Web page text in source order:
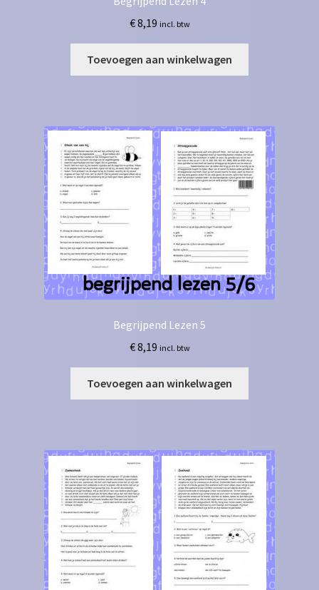
€8,19 incl. btw
Toevoegen aan winkelwagen
Begrijpend Lezen 5
€8,19 incl. btw
Toevoegen aan winkelwagen